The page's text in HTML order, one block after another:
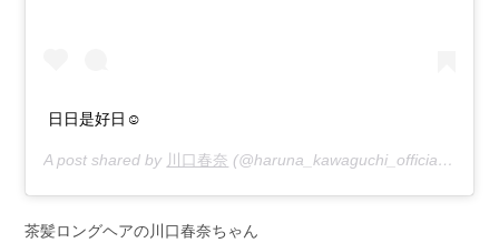
日日是好日☺︎
A post shared by 川口春奈 (@haruna_kawaguchi_official) on
茶髪ロングヘアの川口春奈ちゃん